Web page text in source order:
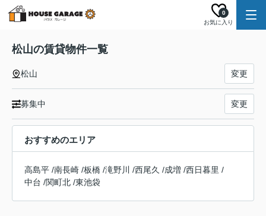
お気に入り
0
松山の賃貸物件一覧
松山 変更
募集中 変更
おすすめのエリア
高島平 /南長崎 /板橋 /滝野川 /西尾久 /成増 /西日暮里 /
中台 /関町北 /東池袋